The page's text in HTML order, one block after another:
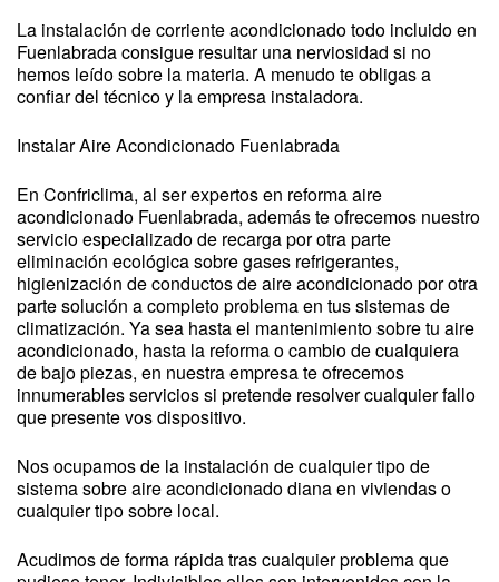
La instalación de corriente acondicionado todo incluido en
Fuenlabrada consigue resultar una nerviosidad si no
hemos leído sobre la materia. A menudo te obligas a
confiar del técnico y la empresa instaladora.
Instalar Aire Acondicionado Fuenlabrada
En Confriclima, al ser expertos en reforma aire
acondicionado Fuenlabrada, además te ofrecemos nuestro
servicio especializado de recarga por otra parte
eliminación ecológica sobre gases refrigerantes,
higienización de conductos de aire acondicionado por otra
parte solución a completo problema en tus sistemas de
climatización. Ya sea hasta el mantenimiento sobre tu aire
acondicionado, hasta la reforma o cambio de cualquiera
de bajo piezas, en nuestra empresa te ofrecemos
innumerables servicios si pretende resolver cualquier fallo
que presente vos dispositivo.
Nos ocupamos de la instalación de cualquier tipo de
sistema sobre aire acondicionado diana en viviendas o
cualquier tipo sobre local.
Acudimos de forma rápida tras cualquier problema que